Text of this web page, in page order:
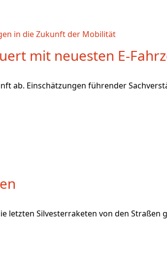
mit neuesten E-
ab. Einschätzungen führender
Silvesterraketen von den Straßen